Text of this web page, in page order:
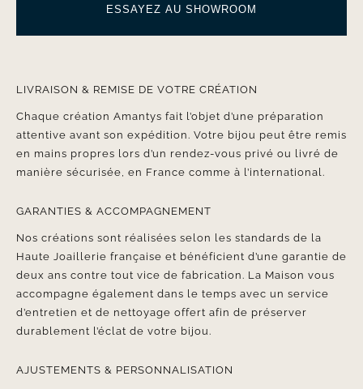
ESSAYEZ AU SHOWROOM
LIVRAISON & REMISE DE VOTRE CRÉATION
Chaque création Amantys fait l’objet d’une préparation
attentive avant son expédition. Votre bijou peut être remis
en mains propres lors d’un rendez-vous privé ou livré de
manière sécurisée, en France comme à l’international.
GARANTIES & ACCOMPAGNEMENT
Nos créations sont réalisées selon les standards de la
Haute Joaillerie française et bénéficient d’une garantie de
deux ans contre tout vice de fabrication. La Maison vous
accompagne également dans le temps avec un service
d’entretien et de nettoyage offert afin de préserver
durablement l’éclat de votre bijou.
AJUSTEMENTS & PERSONNALISATION